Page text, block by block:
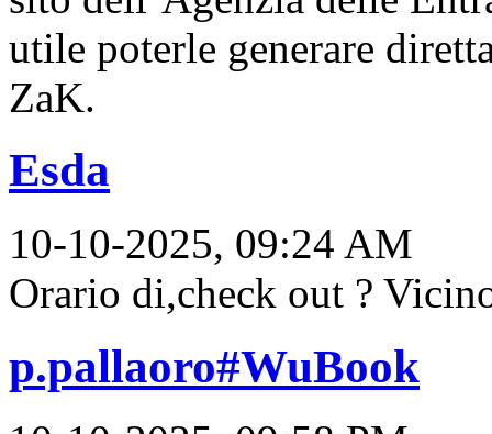
utile poterle generare
ZaK.
Esda
10-10-2025, 09:24 AM
Orario di,check out ?
p.pallaoro#WuBook